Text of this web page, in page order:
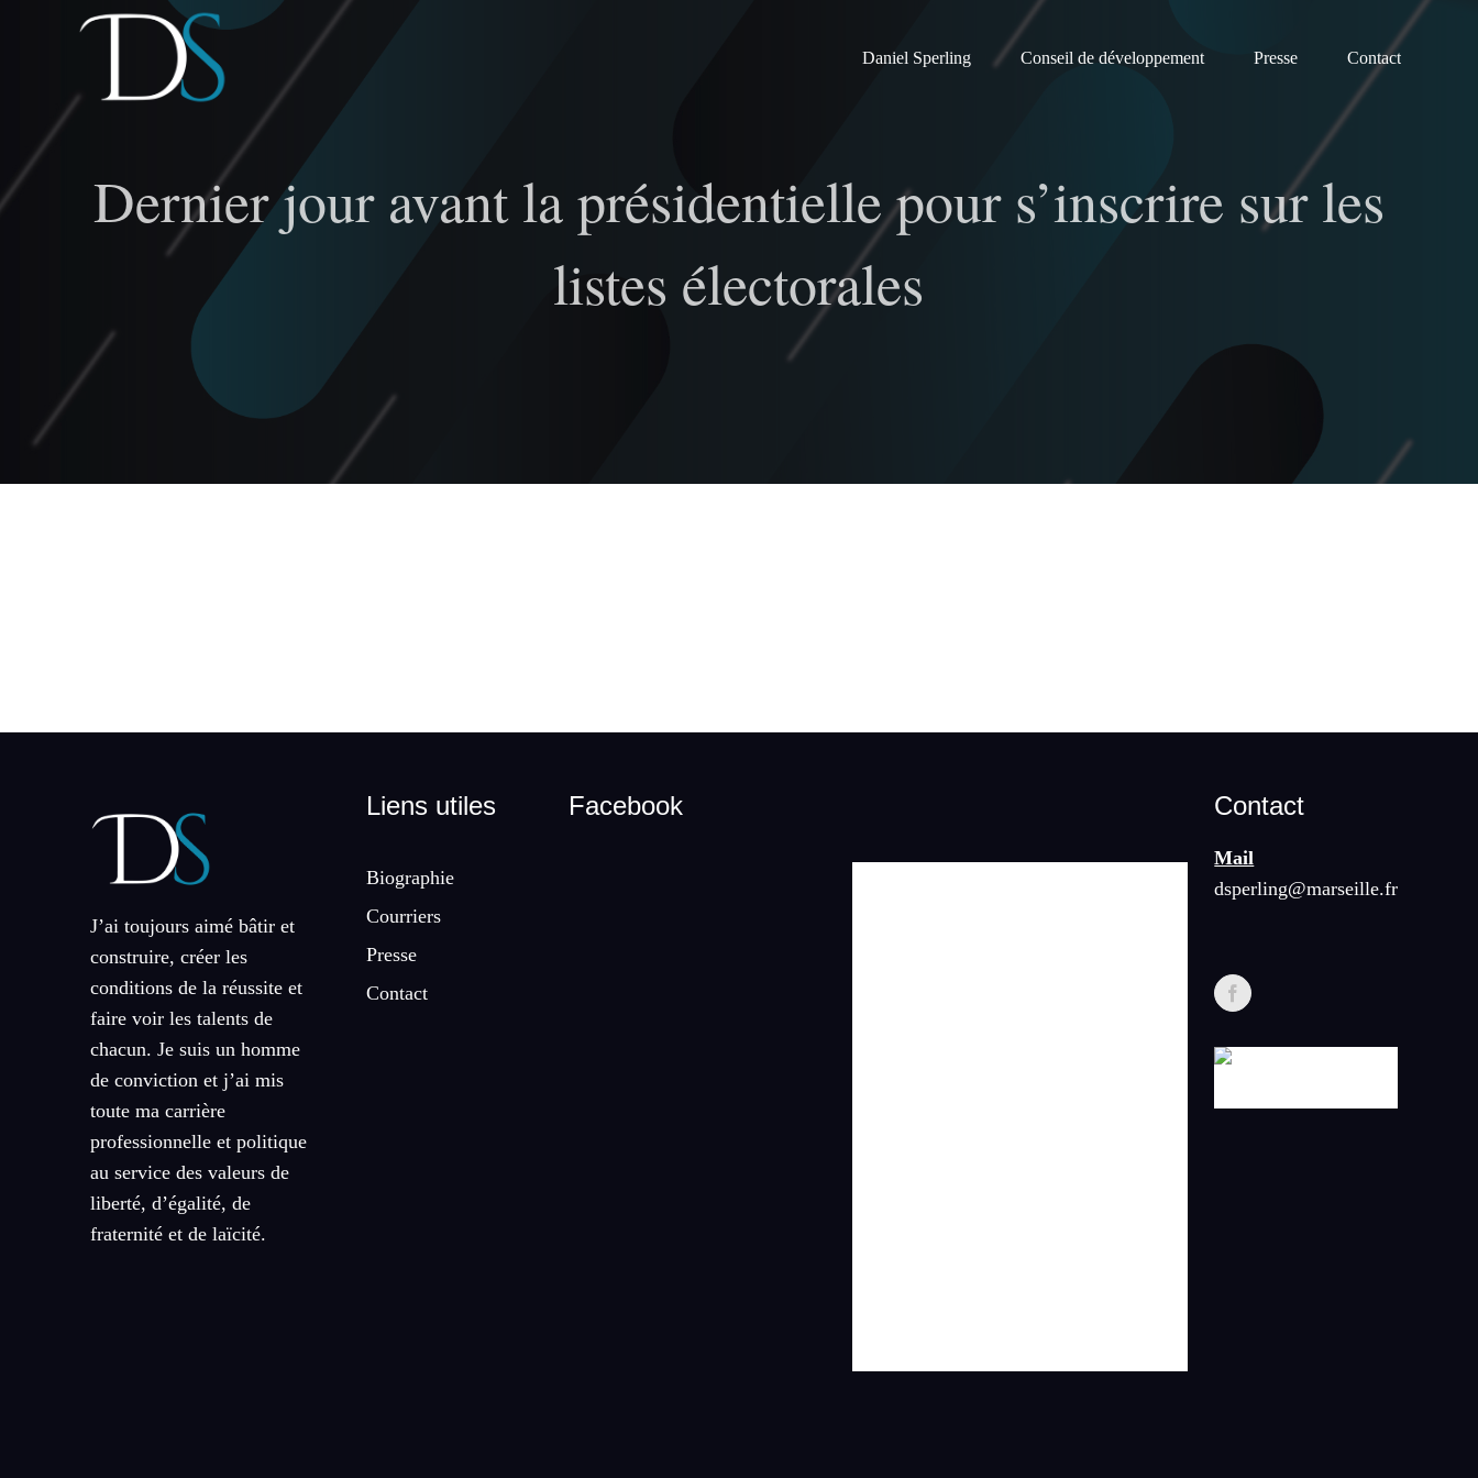
Daniel Sperling Conseil de développement Presse Contact
Dernier jour avant la présidentielle pour s’inscrire sur les
listes électorales
J’ai toujours aimé bâtir et
construire, créer les
conditions de la réussite et
faire voir les talents de
chacun. Je suis un homme
de conviction et j’ai mis
toute ma carrière
professionnelle et politique
au service des valeurs de
liberté, d’égalité, de
fraternité et de laïcité.
Liens utiles
Biographie
Courriers
Presse
Contact
Facebook Contact
Mail
dsperling@marseille.fr